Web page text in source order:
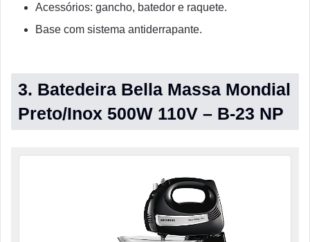
Acessórios: gancho, batedor e raquete.
Base com sistema antiderrapante.
3. Batedeira Bella Massa Mondial
Preto/Inox 500W 110V – B-23 NP